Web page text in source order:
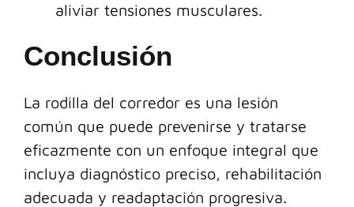
aliviar tensiones musculares.
Conclusión
La rodilla del corredor es una lesión
común que puede prevenirse y tratarse
eficazmente con un enfoque integral que
incluya diagnóstico preciso, rehabilitación
adecuada y readaptación progresiva.